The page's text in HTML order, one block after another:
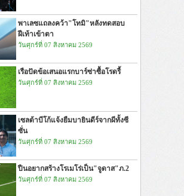
พาเลซแถลงคว้า"โทมิ"หลังทดสอบ
ฝีเท้าเข้าตา
วันศุกร์ที่ 07 สิงหาคม 2569
เรือปัดข้อเสนอแรกบาร์ซ่าซื้อโรดรี้
วันศุกร์ที่ 07 สิงหาคม 2569
เซลต้าบีโก้แจ้งยืมบายินดีร์จากผีทั้งซี
ซั่น
วันศุกร์ที่ 07 สิงหาคม 2569
ปืนอยากสร้างโรเมโร่เป็น"จูดาส"ภ.2
วันศุกร์ที่ 07 สิงหาคม 2569